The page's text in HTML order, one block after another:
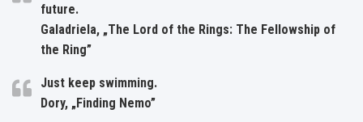
future.
Galadriela, „The Lord of the Rings: The Fellowship of
the Ring”
Just keep swimming.
Dory, „Finding Nemo”